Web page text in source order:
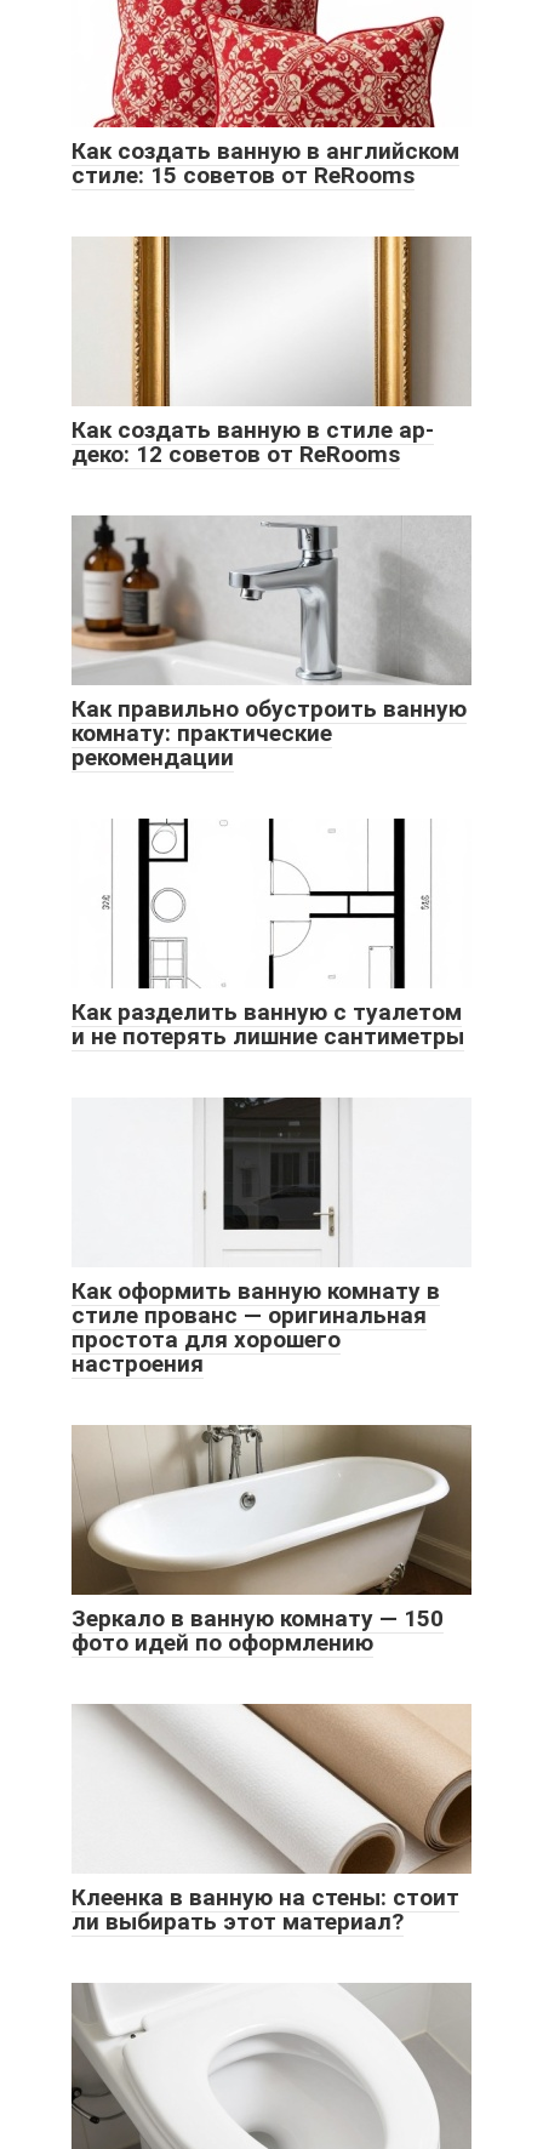
Как создать ванную в английском
стиле: 15 советов от ReRooms
Как создать ванную в стиле ар-
деко: 12 советов от ReRooms
Как правильно обустроить ванную
комнату: практические
рекомендации
Как разделить ванную с туалетом
и не потерять лишние сантиметры
Как оформить ванную комнату в
стиле прованс — оригинальная
простота для хорошего
настроения
Зеркало в ванную комнату — 150
фото идей по оформлению
Клеенка в ванную на стены: стоит
ли выбирать этот материал?